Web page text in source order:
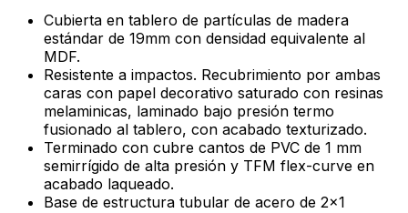
Cubierta en tablero de partículas de madera
estándar de 19mm con densidad equivalente al
MDF.
Resistente a impactos. Recubrimiento por ambas
caras con papel decorativo saturado con resinas
melaminicas, laminado bajo presión termo
fusionado al tablero, con acabado texturizado.
Terminado con cubre cantos de PVC de 1 mm
semirrígido de alta presión y TFM flex-curve en
acabado laqueado.
Base de estructura tubular de acero de 2×1